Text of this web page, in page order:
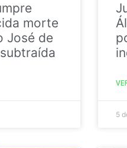
morte
José de
5